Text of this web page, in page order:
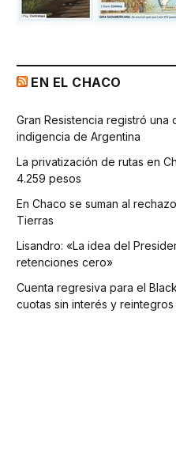
EN EL CHACO
Gran Resistencia registró una
indigencia de Argentina
La privatización de rutas en
4.259 pesos
En Chaco se suman al
Tierras
Lisandro: «La idea del
retenciones cero»
Cuenta regresiva para el
cuotas sin interés y reintegros